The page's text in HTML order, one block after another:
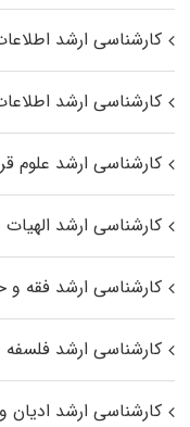
کارشناسی ارشد
کارشناسی ارشد
کارشناسی ارشد علوم
کارشناسی ارشد
کارشناسی ارشد فقه و
کارشناسی ارشد فلسفه
کارشناسی ارشد